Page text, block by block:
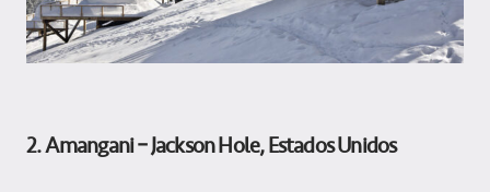
2. Amangani – Jackson Hole, Estados Unidos